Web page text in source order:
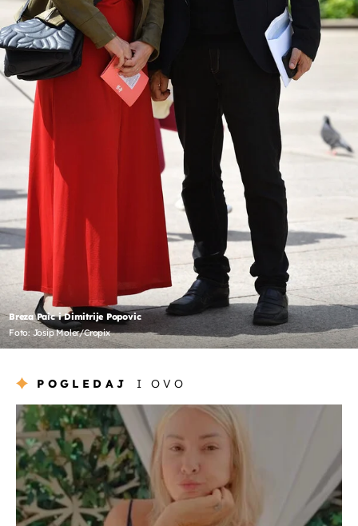
Breza Paic i Dimitrije Popovic
Foto: Josip Moler/Cropix
POGLEDAJ I OVO